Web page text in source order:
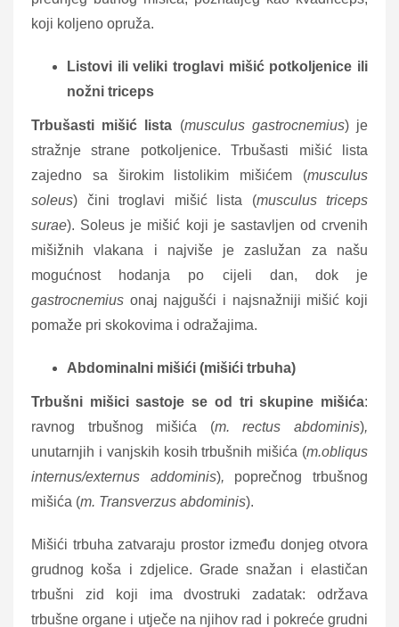
koji koljeno opruža.
Listovi ili veliki troglavi mišić potkoljenice ili
nožni triceps
Trbušasti mišić lista (musculus gastrocnemius) je
stražnje strane potkoljenice. Trbušasti mišić lista
zajedno sa širokim listolikim mišićem (musculus
soleus) čini troglavi mišić lista (musculus triceps
surae). Soleus je mišić koji je sastavljen od crvenih
mišižnih vlakana i najviše je zaslužan za našu
mogućnost hodanja po cijeli dan, dok je
gastrocnemius onaj najgušći i najsnažniji mišić koji
pomaže pri skokovima i odražajima.
Abdominalni mišići (mišići trbuha)
Trbušni mišici sastoje se od tri skupine mišića:
ravnog trbušnog mišića (m. rectus abdominis),
unutarnjih i vanjskih kosih trbušnih mišića (m.obliqus
internus/externus addominis), poprečnog trbušnog
mišića (m. Transverzus abdominis).
Mišići trbuha zatvaraju prostor između donjeg otvora
grudnog koša i zdjelice. Grade snažan i elastičan
trbušni zid koji ima dvostruki zadatak: održava
trbušne organe i utječe na njihov rad i pokreće grudni